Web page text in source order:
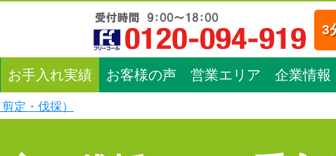
3
お手入れ実績 お客様の声 営業エリア 企業情報
定・伐採）